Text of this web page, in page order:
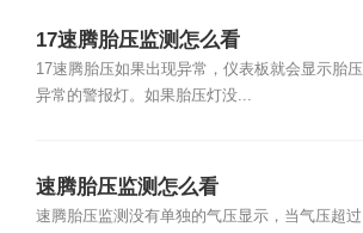
17速腾胎压监测怎么看
17速腾胎压如果出现异常，仪表板就会显示胎压
异常的警报灯。如果胎压灯没...
速腾胎压监测怎么看
速腾胎压监测没有单独的气压显示，当气压超过